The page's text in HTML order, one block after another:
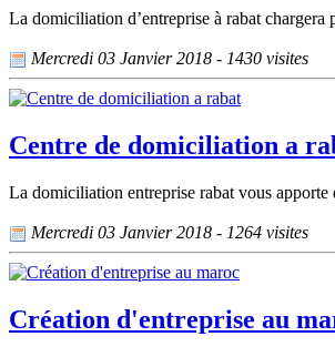
La domiciliation d’entreprise à rabat
Mercredi 03 Janvier 2018 - 1430 visites
Centre de domiciliation a
La domiciliation entreprise rabat vous
Mercredi 03 Janvier 2018 - 1264 visites
Création d'entreprise au